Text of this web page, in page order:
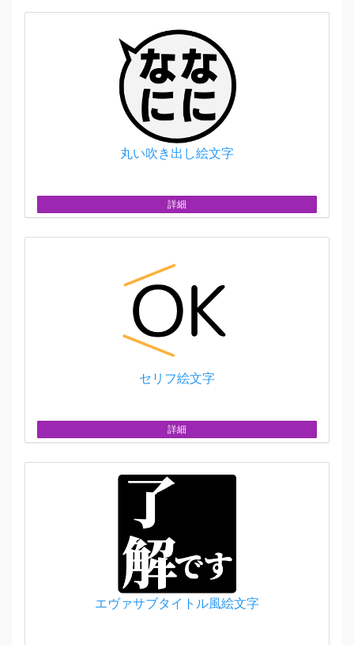
丸い吹き出し絵文字
詳細
セリフ絵文字
詳細
エヴァサブタイトル風絵文字